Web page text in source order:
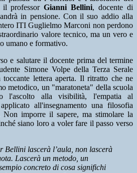
il professorGianni Bellini, docente di
in pensione. Con il suo addio alla
ITI Guglielmo Marconi non perdono
valore tecnico, ma un vero e
umano e formativo.
e salutare il docente prima del termine
Simone Volpe della Terza Serale
lettera aperta. Il ritratto che ne
metodico, un "maratoneta" della scuola
l'ascolto alla visibilità, l'empatia al
all'insegnamento una filosofia
Non imporre il sapere, ma stimolare la
siano loro a voler fare il passo verso
Bellini lascerà l’aula, non lascerà
Lascerà un metodo, un
concreto di cosa significhi